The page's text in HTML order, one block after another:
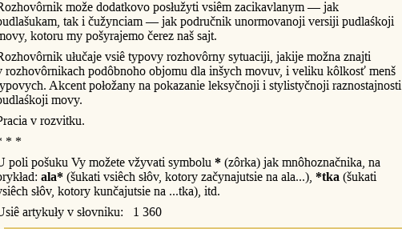
može dodatkovo posłužyti vsiêm zacikavlanym — jak
tak i čužynciam — jak područnik unormovanoji versiji pudlaśkoji
kotoru my pošyrajemo čerez naš sajt.
ułučaje vsiê typovy rozhovôrny sytuaciji, jakije možna znajti
rozhovôrnikach podôbnoho objomu dla inšych movuv, i veliku kôlkosť menš
Akcent połožany na pokazanie leksyčnoji i stylistyčnoji raznostajnosti
movy.
v rozvitku.
* *
poli pošuku Vy možete vžyvati symbolu * (zôrka) jak mnôhoznačnika, na
ala* (šukati vsiêch słôv, kotory začynajutsie na ala...), *tka (šukati
słôv, kotory kunčajutsie na ...tka), itd.
artykuły v słovniku: 1 360